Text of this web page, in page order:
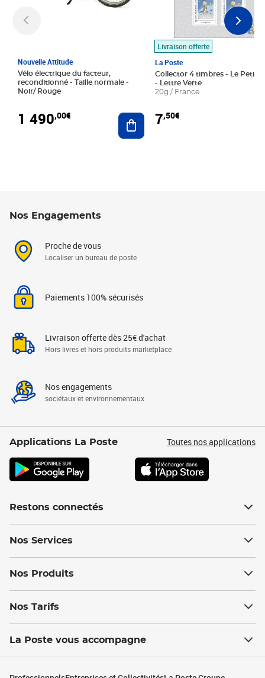
Nouvelle Attitude
Vélo électrique du facteur,
reconditionné - Taille normale -
Noir/ Rouge
1 490,00€ Ajouter au panier
Livraison offerte
La Poste
Collector 4 timbres - Le Petit
- Lettre Verte
20g / France
7,50€
Nos Engagements
Proche de vous
Localiser un bureau de poste
Paiements 100% sécurisés
Livraison offerte dès 25€ d'achat
Hors livres et hors produits marketplace
Nos engagements
sociétaux et environnementaux
Applications La Poste Toutes nos applications
Restons connectés
Nos Services
Nos Produits
Nos Tarifs
La Poste vous accompagne